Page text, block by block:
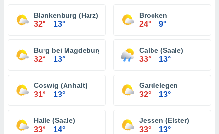
Blankenburg (Harz)
32° 13°
Brocken
24° 9°
Burg bei Magdeburg
32° 13°
Calbe (Saale)
33° 13°
Coswig (Anhalt)
31° 13°
Gardelegen
32° 13°
Halle (Saale)
33° 14°
Jessen (Elster)
33° 13°